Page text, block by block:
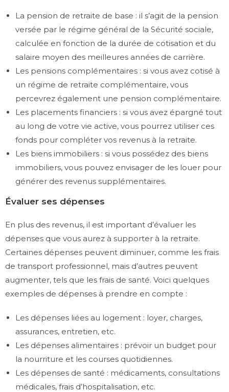
La pension de retraite de base : il s’agit de la pension
versée par le régime général de la Sécurité sociale,
calculée en fonction de la durée de cotisation et du
salaire moyen des meilleures années de carrière.
Les pensions complémentaires : si vous avez cotisé à
un régime de retraite complémentaire, vous
percevrez également une pension complémentaire.
Les placements financiers : si vous avez épargné tout
au long de votre vie active, vous pourrez utiliser ces
fonds pour compléter vos revenus à la retraite.
Les biens immobiliers : si vous possédez des biens
immobiliers, vous pouvez envisager de les louer pour
générer des revenus supplémentaires.
Évaluer ses dépenses
En plus des revenus, il est important d’évaluer les
dépenses que vous aurez à supporter à la retraite.
Certaines dépenses peuvent diminuer, comme les frais
de transport professionnel, mais d’autres peuvent
augmenter, tels que les frais de santé. Voici quelques
exemples de dépenses à prendre en compte :
Les dépenses liées au logement : loyer, charges,
assurances, entretien, etc.
Les dépenses alimentaires : prévoir un budget pour
la nourriture et les courses quotidiennes.
Les dépenses de santé : médicaments, consultations
médicales, frais d’hospitalisation, etc.